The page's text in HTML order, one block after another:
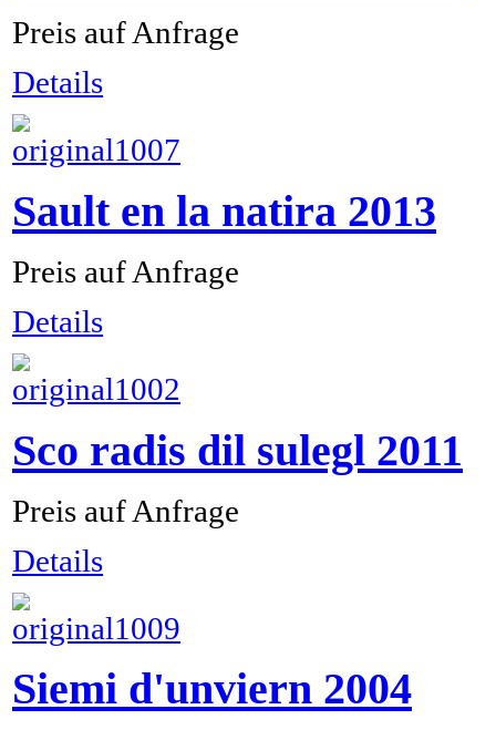
Preis auf Anfrage
Details
Sault en la natira 2013
Preis auf Anfrage
Details
Sco radis dil sulegl 2011
Preis auf Anfrage
Details
Siemi d'unviern 2004